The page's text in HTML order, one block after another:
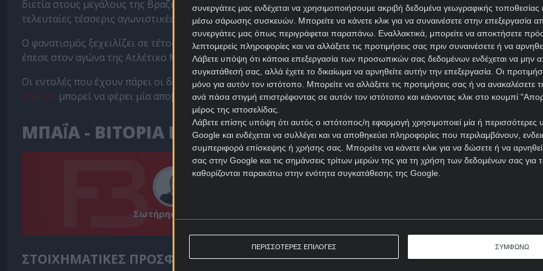
συνεργάτες μας ενδέχεται να χρησιμοποιήσουμε ακριβή δεδομένα γεωγραφικής τοποθεσίας
μέσω σάρωσης συσκευών. Μπορείτε να κάνετε κλικ για να συναινέσετε στην επεξεργασία
συνεργάτες μας όπως περιγράφεται παραπάνω. Εναλλακτικά, μπορείτε να αποκτήσετε
λεπτομερείς πληροφορίες και να αλλάξετε τις προτιμήσεις σας πριν συναινέσετε ή να
Λάβετε υπόψη ότι κάποια επεξεργασία των προσωπικών σας δεδομένων ενδέχεται να μην
συγκατάθεσή σας, αλλά έχετε το δικαίωμα να αρνηθείτε αυτήν την επεξεργασία. Οι
μόνο για αυτόν τον ιστότοπο. Μπορείτε να αλλάξετε τις προτιμήσεις σας ή να ανακαλέσετε
ανά πάσα στιγμή επιστρέφοντας σε αυτόν τον ιστότοπο και κάνοντας κλικ στο κουμπί
μέρος της ιστοσελίδας.
Λάβετε επίσης υπόψη ότι αυτός ο ιστότοπος/η εφαρμογή χρησιμοποιεί μία ή περισσότερες
Google και ενδέχεται να συλλέγει και να αποθηκεύει πληροφορίες που περιλαμβάνουν,
συμπεριφορά επίσκεψης ή χρήσης σας. Μπορείτε να κάνετε κλικ για να δώσετε ή να
σας στην Google και τις σημάνσεις τρίτων μερών της για τη χρήση των δεδομένων σας
καθορίζονται παρακάτω στην ενότητα συγκατάθεσης της Google.
ΠΕΡΙΣΣΟΤΕΡΕΣ ΕΠΙΛΟΓΕΣ ΣΥΜΦΩΝΩ
διετία στους μεγάλους της Βραζιλίας και έσωσε πέρσι την κατηγορία, με τον πιο ακραίο τρόπο και τρεις νίκες
τελευταίες τέσσερις αγωνιστικές.
Ο φανατισμός ξεχειλίζει σε τέτοια παιχνίδια και ολόκληρη η Βραζιλία βρίσκεται σε συναγερμό από το ακραίο
έπεσε στον αγώνα της Ατλέτικο Μινέιρο με την Κρουζέιρο που έφερε 23 κόκκινες κάρτες.
Οι εντολές που έχουν πάρει οι διαιτητές είναι πλέον για μηδενική ανοχή σε σκληρά μαρκαρίσματα, κάτι που
σήμερα μπορεί να φέρει μία αποβολή στο ντέρμπι Ba – Vi, ενδεχόμενο που προσφέρεται στο 2,60 από την
ΜΠΑΪ́Α - ΒΙΤΟΡΙΑ ΜΠΑΪ́Α ΠΡΟΓΝΩΣΤΙΚΑ
Σωτήρης Μήλιος
Ώρα έναρξης: 01:00 Α Βραζιλίας
ΣΤΟΙΧΗΜΑΤΙΚΕΣ ΠΡΟΣΦΟΡΕΣ *